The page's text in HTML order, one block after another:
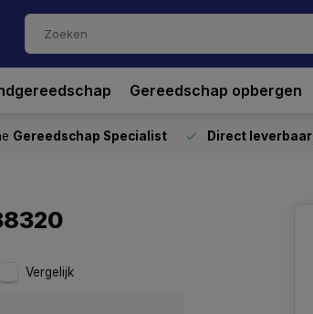
Gereedschap opbergen
Gereedschap Specialist Direct leverbaar
Vergelijk